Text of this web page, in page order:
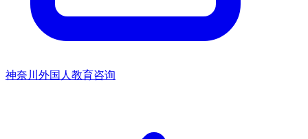
神奈川外国人教育咨询